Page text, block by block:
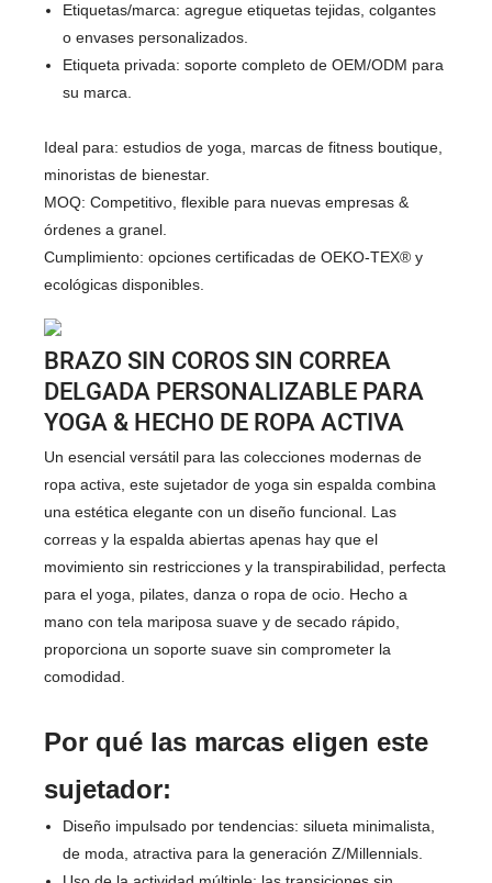
Etiquetas/marca: agregue etiquetas tejidas, colgantes
o envases personalizados.
Etiqueta privada: soporte completo de OEM/ODM para
su marca.
Ideal para: estudios de yoga, marcas de fitness boutique,
minoristas de bienestar.
MOQ: Competitivo, flexible para nuevas empresas &
órdenes a granel.
Cumplimiento: opciones certificadas de OEKO-TEX® y
ecológicas disponibles.
BRAZO SIN COROS SIN CORREA
DELGADA PERSONALIZABLE PARA
YOGA & HECHO DE ROPA ACTIVA
Un esencial versátil para las colecciones modernas de
ropa activa, este sujetador de yoga sin espalda combina
una estética elegante con un diseño funcional. Las
correas y la espalda abiertas apenas hay que el
movimiento sin restricciones y la transpirabilidad, perfecta
para el yoga, pilates, danza o ropa de ocio. Hecho a
mano con tela mariposa suave y de secado rápido,
proporciona un soporte suave sin comprometer la
comodidad.
Por qué las marcas eligen este
sujetador:
Diseño impulsado por tendencias: silueta minimalista,
de moda, atractiva para la generación Z/Millennials.